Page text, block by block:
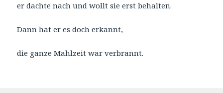
er dachte nach und wollt sie erst behalten.
Dann hat er es doch erkannt,
die ganze Mahlzeit war verbrannt.